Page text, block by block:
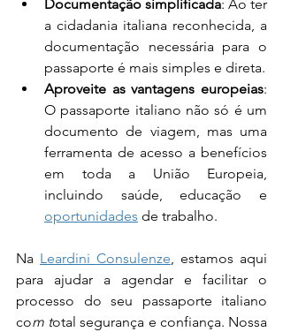
Documentação simplificada: Ao ter
a cidadania italiana reconhecida, a
documentação necessária para o
passaporte é mais simples e direta.
Aproveite as vantagens europeias:
O passaporte italiano não só é um
documento de viagem, mas uma
ferramenta de acesso a benefícios
em toda a União Europeia,
oportunidades de trabalho.
Na Leardini Consulenze, estamos aqui
para ajudar a agendar e facilitar o
processo do seu passaporte italiano
com total segurança e confiança. Nossa